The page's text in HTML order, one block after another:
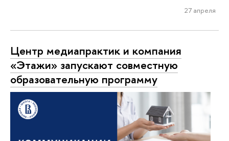
27 апреля
Центр медиапрактик и компания
«Этажи» запускают совместную
образовательную программу